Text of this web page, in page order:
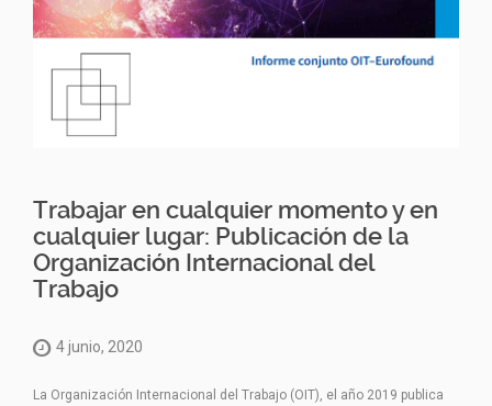
Trabajar en cualquier momento y en
cualquier lugar: Publicación de la
Organización Internacional del
Trabajo
4 junio, 2020
La Organización Internacional del Trabajo (OIT), el año 2019 publica